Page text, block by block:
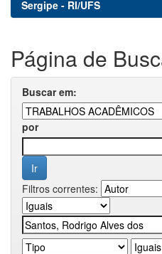
Sergipe - RI/UFS
Página de
Buscar em:
por
Filtros correntes: